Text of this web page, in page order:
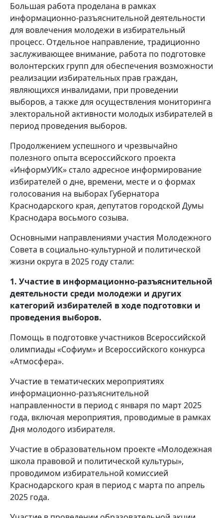
Большая работа проделана в рамках
информационно-разъяснительной деятельности
для вовлечения молодежи в избирательный
процесс. Отдельное направление, традиционно
заслуживающее внимание, работа по подготовке
волонтерских групп для обеспечения возможности
реализации избирательных прав граждан,
являющихся инвалидами, при проведении
выборов, а также для осуществления мониторинга
электоральной активности молодых избирателей в
период проведения выборов.
Продолжением успешного и чрезвычайно
полезного опыта всероссийского проекта
«ИнформУИК» стало адресное информирование
избирателей о дне, времени, месте и о формах
голосования на выборах Губернатора
Краснодарского края, депутатов городской Думы
Краснодара восьмого созыва.
Основными направлениями участия Молодежного
Совета в социально-культурной и политической
жизни округа в 2025 году стали:
1. Участие в информационно-разъяснительной
деятельности среди молодежи и других
категорий избирателей в ходе подготовки и
проведения выборов.
Помощь в подготовке участников Всероссийской
олимпиады «Софиум» и Всероссийского конкурса
«Атмосфера».
Участие в тематических мероприятиях
информационно-разъяснительной
направленности в период с января по март 2025
года, включая мероприятия, проводимые в рамках
Дня молодого избирателя.
Участие в образовательном проекте «Молодежная
школа правовой и политической культуры»,
проводимом избирательной комиссией
Краснодарского края в период с марта по апрель
2025 года.